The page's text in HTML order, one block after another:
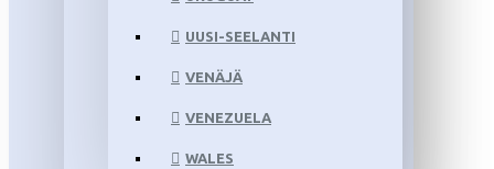
UUSI-SEELANTI
VENÄJÄ
VENEZUELA
WALES